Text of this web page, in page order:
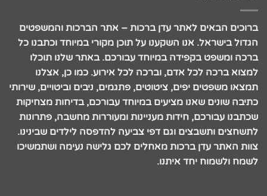
ברוכים הבאים לאתר עדן ברכות – אתר הברכות והמשפטים
הגדול בישראל. אנו השקענו על תוכן מקורי במיוחד וכתבנו כל
ברכה ומשפט בקפידה במיוחד עבורכם. באתר שלנו תוכלו
למצוא ברכה לכל אדם, וברכה לכל אירוע. כמו כן, אצלנו
תמצאו משפטים יפים, ציטוטים, פתגמים, ניבים וביטויים, שירותי
כתיבה שונים שאנו מציעים במיוחד עבורכם, בדיחות מצחיקות
שכתבנו עבורכם, חידות מעניינות ומעוררות מחשבה, פתרונות
לתשחצים ותשבצים וגם דפי צביעה להדפסה לילדים שבינינו.
צוות האתר עדן ברכות מאחלים לכם גלישה נעימה ושתמשיכו
לשמח ולשמוח יחד איתנו.